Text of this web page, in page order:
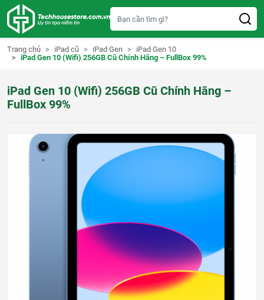
Trang chủ iPad cũ iPad Gen
iPad Gen 10
iPad Gen 10 (Wifi) 256GB Cũ Chính Hãng – FullBox 99%
iPad Gen 10 (Wifi) 256GB Cũ Chính Hãng –
FullBox 99%